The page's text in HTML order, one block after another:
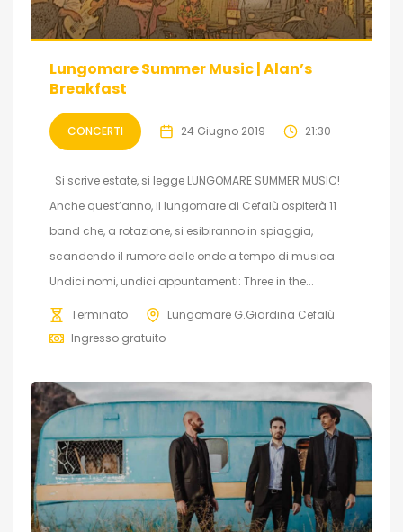
Lungomare Summer Music | Alan’s
Breakfast
CONCERTI 24 Giugno 2019 21:30
Si scrive estate, si legge LUNGOMARE SUMMER MUSIC!
Anche quest’anno, il lungomare di Cefalù ospiterà 11
band che, a rotazione, si esibiranno in spiaggia,
scandendo il rumore delle onde a tempo di musica.
Undici nomi, undici appuntamenti: Three in the...
Terminato
Lungomare G.Giardina Cefalù
Ingresso gratuito